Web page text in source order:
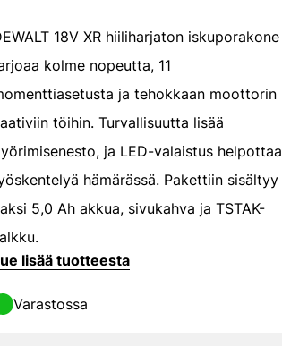
18V XR hiiliharjaton iskuporakone
kolme nopeutta, 11
ja tehokkaan moottorin
töihin. Turvallisuutta lisää
ja LED-valaistus helpottaa
hämärässä. Pakettiin sisältyy
5,0 Ah akkua, sivukahva ja TSTAK-
lisää tuotteesta
Varastossa